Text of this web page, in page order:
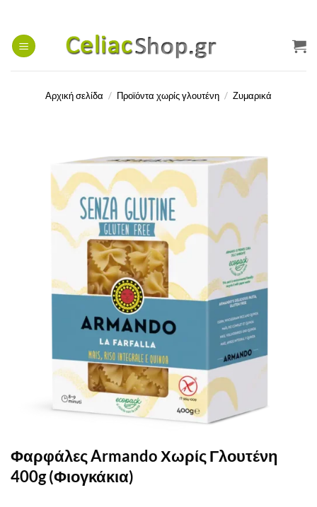
περιεχόμενο
Αρχική σελίδα / Προϊόντα χωρίς γλουτένη / Ζυμαρικά
Φαρφάλες Armando Χωρίς Γλουτένη
400g (Φιογκάκια)